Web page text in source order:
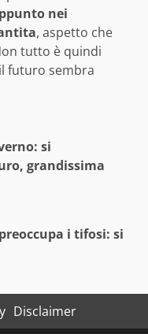
nei
, aspetto che
tutto è quindi
futuro sembra
si
grandissima
i tifosi: si
Disclaimer